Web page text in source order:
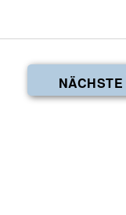
NÄCHSTE